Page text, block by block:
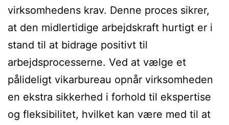
virksomhedens krav. Denne proces sikrer,
at den midlertidige arbejdskraft hurtigt er i
stand til at bidrage positivt til
arbejdsprocesserne. Ved at vælge et
pålideligt vikarbureau opnår virksomheden
en ekstra sikkerhed i forhold til ekspertise
og fleksibilitet, hvilket kan være med til at